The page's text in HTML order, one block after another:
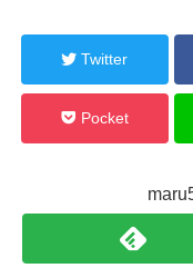
Twitter
Pocket